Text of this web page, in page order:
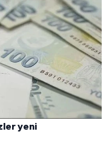
yeni